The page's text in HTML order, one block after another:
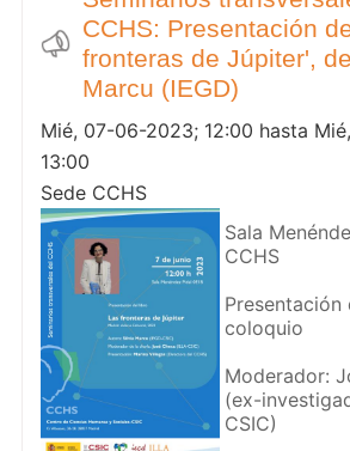
CCHS: Presentación
fronteras de Júpiter',
Marcu (IEGD)
Mié, 07-06-2023; 12:00 hasta
13:00
Sede CCHS
Sala
CCHS
coloquio
Moderador:
(ex-
CSIC)